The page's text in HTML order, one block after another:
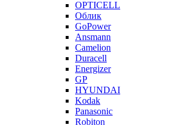
OPTICELL
Облик
GoPower
Ansmann
Camelion
Duracell
Energizer
GP
HYUNDAI
Kodak
Panasonic
Robiton